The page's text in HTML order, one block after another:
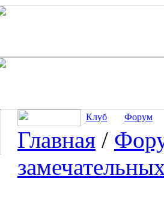
Клуб Форум
Главная /